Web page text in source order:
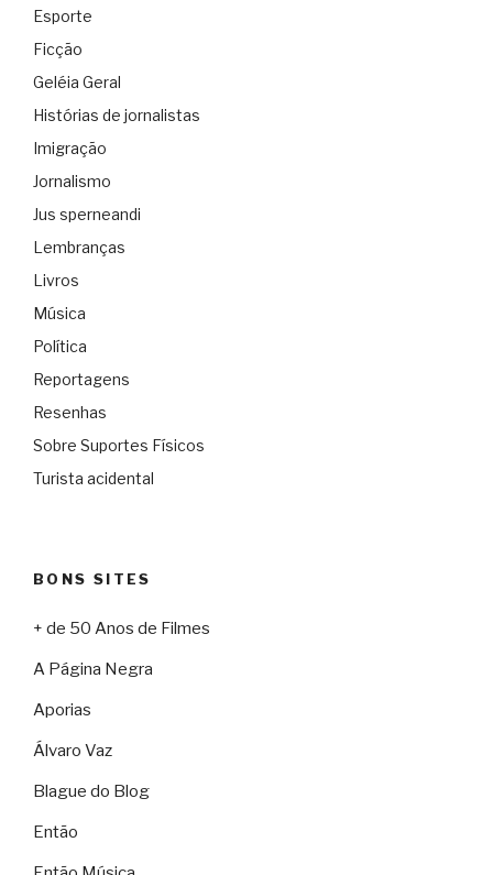
Esporte
Ficção
Geléia Geral
Histórias de jornalistas
Imigração
Jornalismo
Jus sperneandi
Lembranças
Livros
Música
Política
Reportagens
Resenhas
Sobre Suportes Físicos
Turista acidental
BONS SITES
+ de 50 Anos de Filmes
A Página Negra
Aporias
Álvaro Vaz
Blague do Blog
Então